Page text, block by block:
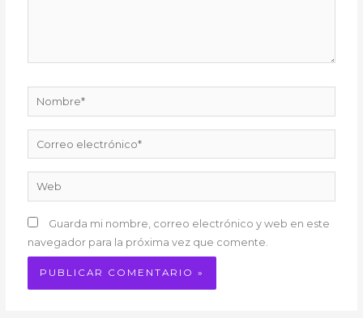
Nombre*
electrónico*
Web
Guarda mi nombre, correo electrónico y web en este
navegador para la próxima vez que comente.